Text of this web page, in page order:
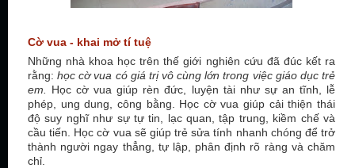
Cờ vua - khai mở tí tuệ
Những nhà khoa học trên thế giới nghiên cứu đã đúc kết ra
rằng:học cờ vua có giá trị vô cùng lớn trong việc giáo dục trẻ
em.
Học cờ vua giúp rèn đức, luyện tài như sự an tĩnh, lễ
phép, ung dung, công bằng. Học cờ vua giúp cải thiện thái
độ suy nghĩ như sự tự tin, lạc quan, tập trung, kiềm chế và
cầu tiến. Học cờ vua sẽ giúp trẻ sửa tính nhanh chóng để trở
thành người ngay thẳng, tự lập, phân định rõ ràng và chăm
chỉ.